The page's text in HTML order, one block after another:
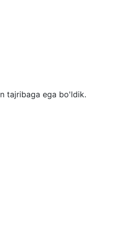
tajribaga ega bo'ldik.